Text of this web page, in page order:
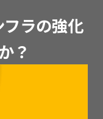
ラの強化
？